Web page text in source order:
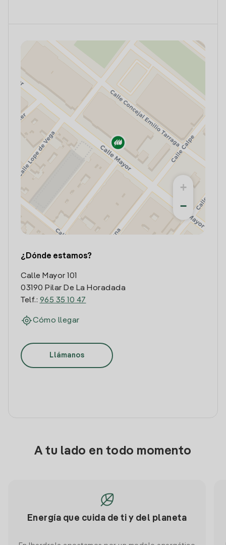
+
−
¿Dónde estamos?
Calle Mayor 101
03190 Pilar De La Horadada
Telf.: 965 35 10 47
Cómo llegar
Llámanos
A tu lado en todo momento
Energía que cuida de ti y del planeta